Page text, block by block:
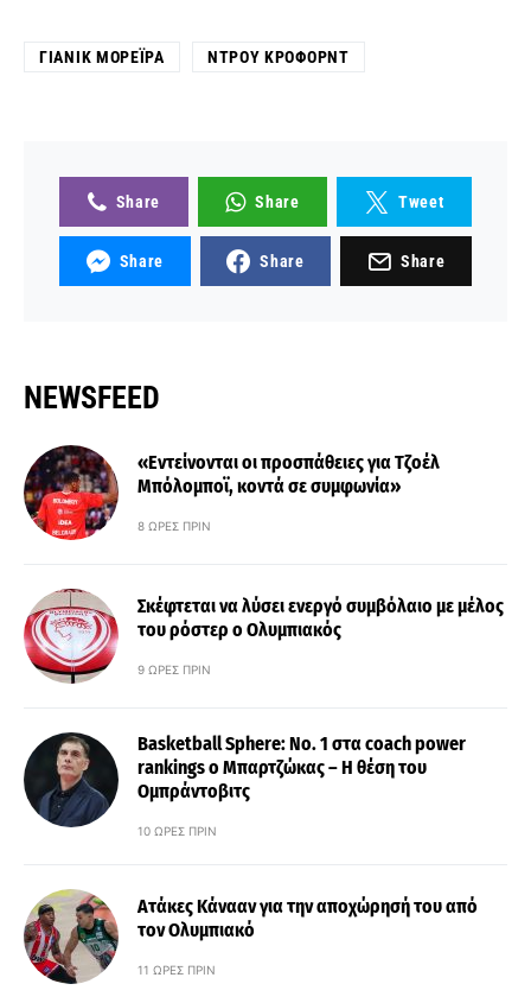
ΓΙΑΝΊΚ ΜΟΡΈΙΡΑ ΝΤΡΟΥ ΚΡΌΦΟΡΝΤ
Share Share Tweet
Share Share Share
NEWSFEED
«Εντείνονται οι προσπάθειες για Τζοέλ
Μπόλομποϊ, κοντά σε συμφωνία»
8 ΏΡΕΣ ΠΡΙΝ
Σκέφτεται να λύσει ενεργό συμβόλαιο με μέλος
του ρόστερ ο Ολυμπιακός
9 ΏΡΕΣ ΠΡΙΝ
Basketball Sphere: No. 1 στα coach power
rankings ο Μπαρτζώκας – Η θέση του
Ομπράντοβιτς
10 ΏΡΕΣ ΠΡΙΝ
Ατάκες Κάνααν για την αποχώρησή του από
τον Ολυμπιακό
11 ΏΡΕΣ ΠΡΙΝ